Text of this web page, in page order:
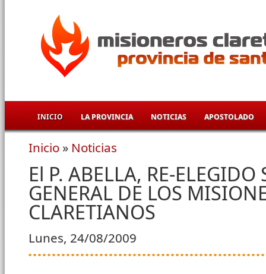
INICIO LA PROVINCIA NOTICIAS APOSTOLADO
Se encuentra usted aquí
Inicio » Noticias
El P. ABELLA, RE-ELEGIDO
GENERAL DE LOS
CLARETIANOS
Lunes, 24/08/2009